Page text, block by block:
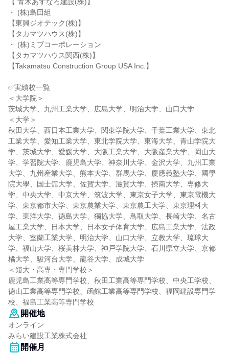
・ (株)島田組
【東興ジオテック(株)】
【タカマツハウス(株)】
・ (株)ミブコーポレーション
【タカマツハウス関西(株)】
【Takamatsu Construction Group USA Inc.】
✅実績校一覧
＜大学院＞
茨城大学、九州工業大学、広島大学、明治大学、山口大学
＜大学＞
秋田大学、西日本工業大学、関東学院大学、千葉工業大学、東北
工業大学、愛知工業大学、東北学院大学、東海大学、青山学院大
学、茨城大学、愛媛大学、大阪工業大学、大阪産業大学、岡山大
学、学習院大学、鹿児島大学、神奈川大学、金沢大学、九州工業
大学、九州産業大学、熊本大学、群馬大学、慶應義塾大学、國學
院大學、国士舘大学、佐賀大学、滋賀大学、摂南大学、専修大
学、中央大学、中京大学、筑波大学、東京女子大学、東京電機大
学、東京都市大学、東京農業大学、東京農工大学、東京理科大
学、東洋大学、徳島大学、獨協大学、鳥取大学、長崎大学、名古
屋工業大学、日本大学、日本女子体育大学、広島工業大学、法政
大学、室蘭工業大学、明治大学、山口大学、立教大学、琉球大
学、福山大学、桜美林大学、神戸学院大学、石川県立大学、京都
橘大学、駿河台大学、龍谷大学、成城大学
＜短大・高専・専門学校＞
鹿児島工業高等専門学校、秋田工業高等専門学校、中央工学校、
徳山工業高等専門学校、函館工業高等専門学校、福岡建設専門学
校、福島工業高等専門学校
開催地
オンライン
みらい建設工業株式会社
開催月